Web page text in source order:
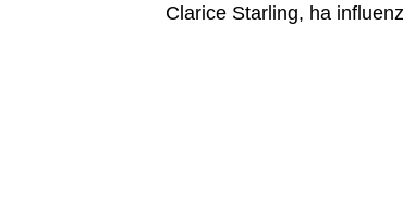
Clarice Starling, ha